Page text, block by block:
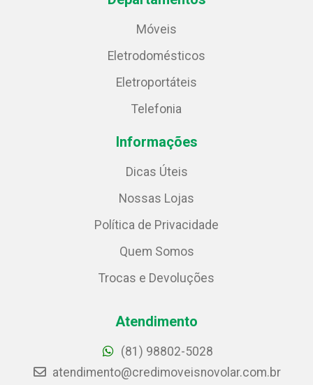
Móveis
Eletrodomésticos
Eletroportáteis
Telefonia
Informações
Dicas Úteis
Nossas Lojas
Política de Privacidade
Quem Somos
Trocas e Devoluções
Atendimento
(81) 98802-5028
atendimento@credimoveisnovolar.com.br